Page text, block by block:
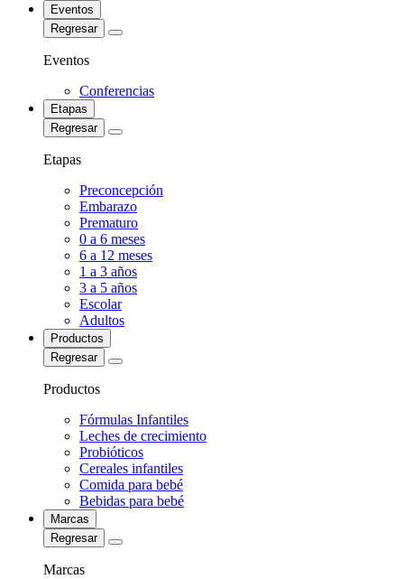
Eventos
Regresar
Eventos
Conferencias
Etapas
Regresar
Etapas
Preconcepción
Embarazo
Prematuro
0 a 6 meses
6 a 12 meses
1 a 3 años
3 a 5 años
Escolar
Adultos
Productos
Regresar
Productos
Fórmulas Infantiles
Leches de crecimiento
Probióticos
Cereales infantiles
Comida para bebé
Bebidas para bebé
Marcas
Regresar
Marcas